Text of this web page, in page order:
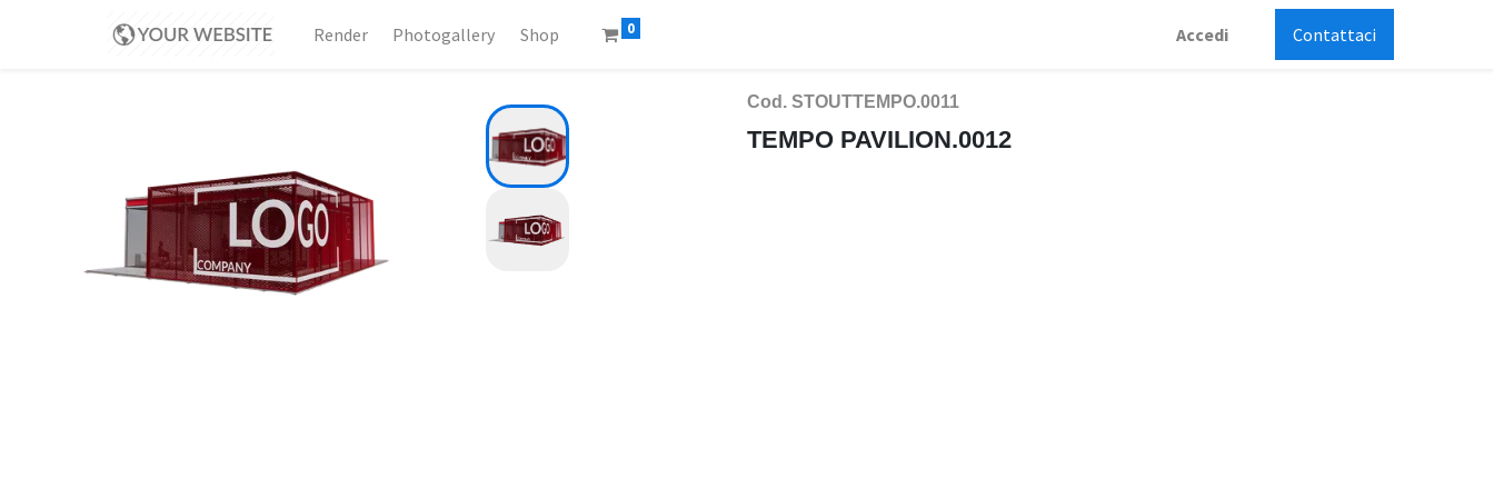
Render Photogallery Shop 0 Accedi Contattaci
Cod. STOUTTEMPO.0011
TEMPO PAVILION.0012